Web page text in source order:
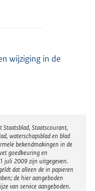
wijziging in de
Staatscourant,
waterschapsblad en blad
bekendmakingen in de
goedkeuring en
juli 2009 zijn uitgegeven.
dat alleen de in papieren
de hier aangeboden
van service aangeboden.